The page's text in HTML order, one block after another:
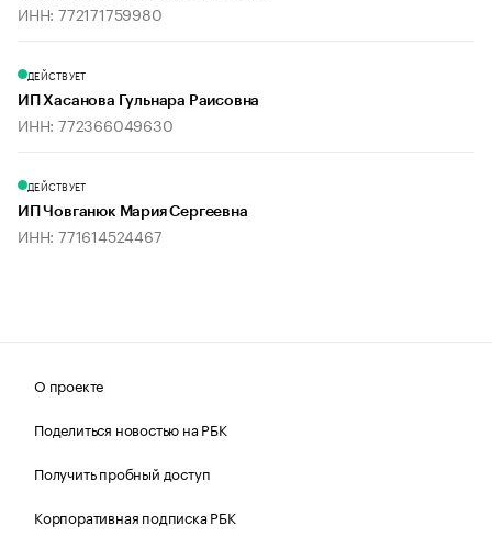
ИНН: 772171759980
ДЕЙСТВУЕТ
ИП Хасанова Гульнара Раисовна
ИНН: 772366049630
ДЕЙСТВУЕТ
ИП Човганюк Мария Сергеевна
ИНН: 771614524467
О проекте
Поделиться новостью на РБК
Получить пробный доступ
Корпоративная подписка РБК